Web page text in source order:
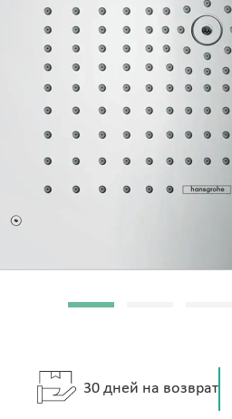
30 дней на возврат